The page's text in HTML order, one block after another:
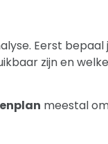
Eerst bepaal
zijn en
meestal